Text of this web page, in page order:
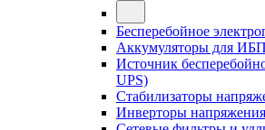
Бесперебойное
Аккумуляторы для ИБП
Источник
UPS)
Стабилизаторы
Инверторы напряжения